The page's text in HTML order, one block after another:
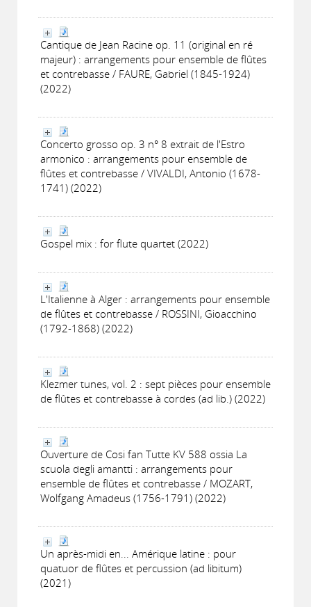
Cantique de Jean Racine op. 11 (original en ré
majeur) : arrangements pour ensemble de flûtes
et contrebasse / FAURE, Gabriel (1845-1924)
(2022)
Concerto grosso op. 3 n° 8 extrait de l'Estro
armonico : arrangements pour ensemble de
flûtes et contrebasse / VIVALDI, Antonio (1678-
1741) (2022)
Gospel mix : for flute quartet (2022)
L'Italienne à Alger : arrangements pour ensemble
de flûtes et contrebasse / ROSSINI, Gioacchino
(1792-1868) (2022)
Klezmer tunes, vol. 2 : sept pièces pour ensemble
de flûtes et contrebasse à cordes (ad lib.) (2022)
Ouverture de Cosi fan Tutte KV 588 ossia La
scuola degli amantti : arrangements pour
ensemble de flûtes et contrebasse / MOZART,
Wolfgang Amadeus (1756-1791) (2022)
Un après-midi en... Amérique latine : pour
quatuor de flûtes et percussion (ad libitum)
(2021)